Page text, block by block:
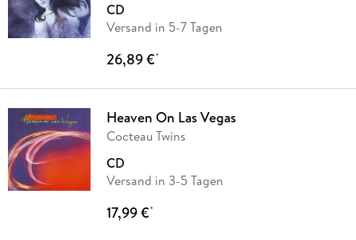
CD
Versand in 5-7 Tagen
26,89 €*
Heaven On Las Vegas
Cocteau Twins
CD
Versand in 3-5 Tagen
17,99 €*